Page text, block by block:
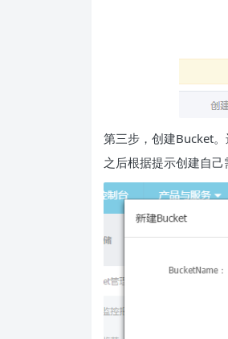
第三步，创建Bucket。
之后根据提示创建自